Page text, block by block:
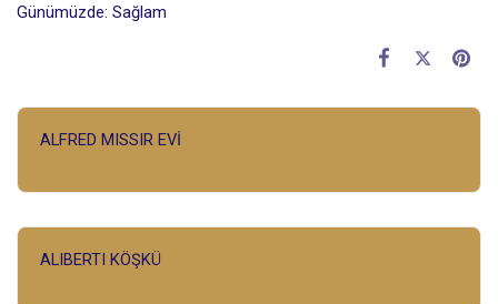
Günümüzde: Sağlam
ALFRED MISSIR EVİ
ALIBERTI KÖŞKÜ